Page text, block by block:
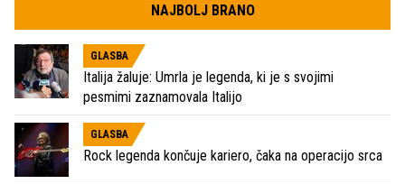
NAJBOLJ BRANO
GLASBA
Italija žaluje: Umrla je legenda, ki je s svojimi
pesmimi zaznamovala Italijo
GLASBA
Rock legenda končuje kariero, čaka na operacijo srca